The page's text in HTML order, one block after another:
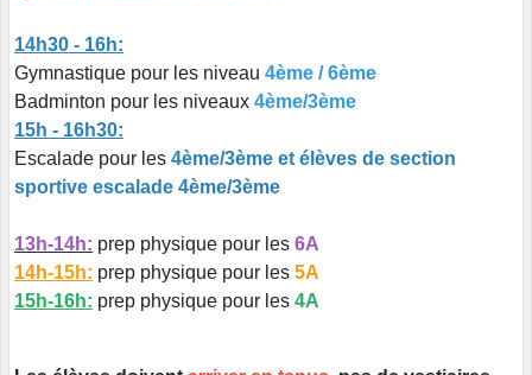
14h30 - 16h:
Gymnastique pour les niveau 4ème / 6ème
Badminton pour les niveaux 4ème/3ème
15h - 16h30:
Escalade pour les 4ème/3ème et élèves de section
sportive escalade 4ème/3ème
13h-14h: prep physique pour les 6A
14h-15h: prep physique pour les 5A
15h-16h: prep physique pour les 4A